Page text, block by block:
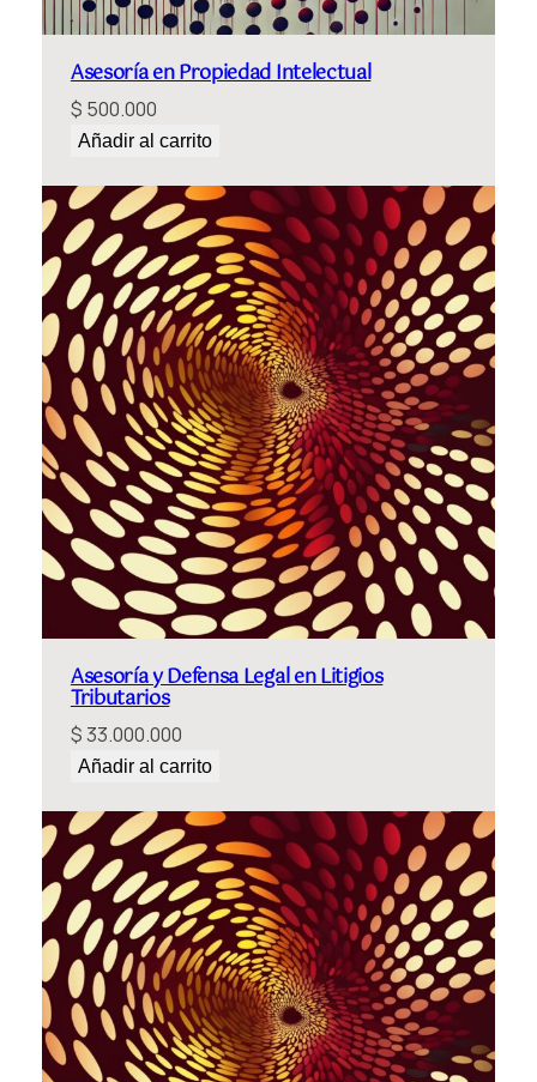
d
Asesoría en Propiedad Intelectual
$ 500.000
Añadir al carrito
Asesoría y Defensa Legal en Litigios
Tributarios
$33.000.000
Añadir al carrito